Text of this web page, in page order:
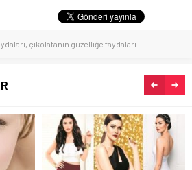
, çikolatanın güzelliğe faydaları